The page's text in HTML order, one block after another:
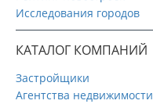
Исследования городов
КАТАЛОГ КОМПАНИЙ
Застройщики
Агентства недвижимости